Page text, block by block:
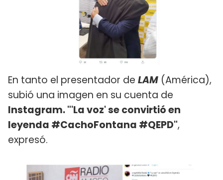
En tanto el presentador de LAM (América),
subió una imagen en su cuenta de
Instagram. "'La voz' se convirtió en
leyenda #CachoFontana #QEPD",
expresó.